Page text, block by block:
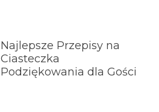
Najlepsze Przepisy na
Ciasteczka
Podziękowania dla Gości